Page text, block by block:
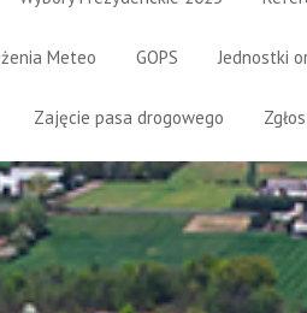
Meteo GOPS Jednostki
Zajęcie pasa drogowego